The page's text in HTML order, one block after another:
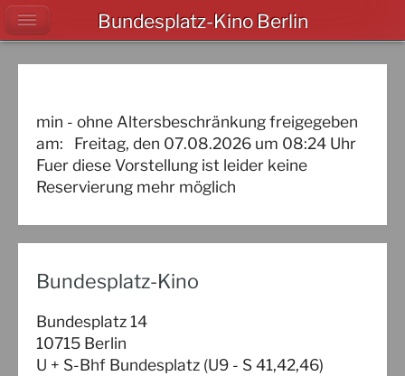
Bundesplatz-Kino
Bundesplatz 14
10715 Berlin
U + S-Bhf Bundesplatz (U9 - S 41,42,46)
min - ohne Altersbeschränkung freigegeben
am: Freitag, den 07.08.2026 um 08:24 Uhr
Fuer diese Vorstellung ist leider keine
Reservierung mehr möglich
Bundesplatz-Kino Berlin